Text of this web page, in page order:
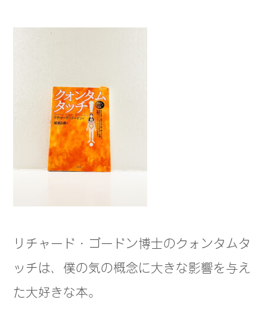
リチャード・ゴードン博士のクォンタムタ
ッチは、僕の気の概念に大きな影響を与え
た大好きな本。